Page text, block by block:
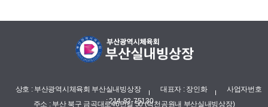
상호 : 부산광역시체육회 부산실내빙상장 대표자 : 장인화
사업자번호
: 214-82-75130
주소 : 부산 북구 금곡대로46번길 50 (덕천공원내 부산실내빙상장)